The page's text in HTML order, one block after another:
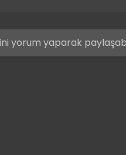
yorum yaparak